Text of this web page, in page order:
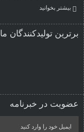
بیشتر بخوانید
برترین تولیدکنندگان ما
عضویت در خبرنامه